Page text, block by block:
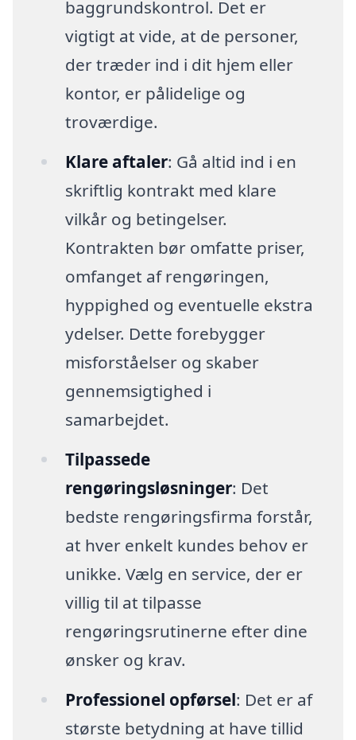
baggrundskontrol. Det er
vigtigt at vide, at de personer,
der træder ind i dit hjem eller
kontor, er pålidelige og
troværdige.
Klare aftaler: Gå altid ind i en
skriftlig kontrakt med klare
vilkår og betingelser.
Kontrakten bør omfatte priser,
omfanget af rengøringen,
hyppighed og eventuelle ekstra
ydelser. Dette forebygger
misforståelser og skaber
gennemsigtighed i
samarbejdet.
Tilpassede
rengøringsløsninger: Det
bedste rengøringsfirma forstår,
at hver enkelt kundes behov er
unikke. Vælg en service, der er
villig til at tilpasse
rengøringsrutinerne efter dine
ønsker og krav.
Professionel opførsel: Det er af
største betydning at have tillid